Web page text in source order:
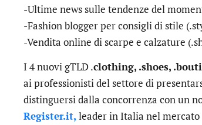
-Ultime news sulle tendenze del
-Fashion blogger per consigli di stile
-Vendita online di scarpe e calzature
I 4 nuovi gTLD .clothing, .shoes,
ai professionisti del settore di
distinguersi dalla concorrenza con un
Register.it, leader in Italia nel